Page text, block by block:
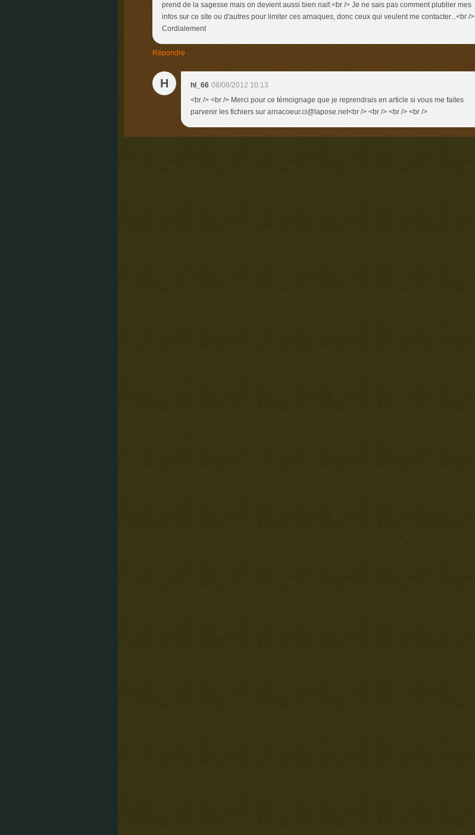
prend de la sagesse mais on devient aussi bien naif.<br /> Je ne sais pas comment plublier mes
infos sur ce site ou d'autres pour limiter ces arnaques, donc ceux qui veulent me contacter...<br />
Cordialement
Répondre
H hl_66 08/08/2012 10:13
<br /> <br /> Merci pour ce témoignage que je reprendrais en article si vous me faites
parvenir les fichiers sur arnacoeur.ci@lapose.net<br /> <br /> <br /> <br />